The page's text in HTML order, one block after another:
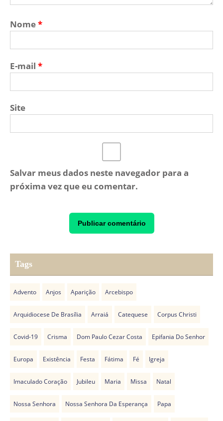
Nome*
E-mail *
Site
Salvar meus dados neste navegador para a
próxima vez que eu comentar.
Tags
Advento Anjos Aparição Arcebispo
Arquidiocese De Brasília Arraiá Catequese Corpus Christi
Covid-19 Crisma Dom Paulo Cezar Costa Epifania Do Senhor
Europa Existência Festa Fátima Fé Igreja
Imaculado Coração Jubileu Maria Missa Natal
Nossa Senhora Nossa Senhora Da Esperança Papa